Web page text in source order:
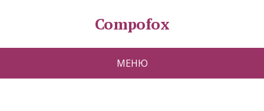
Compofox
МЕНЮ